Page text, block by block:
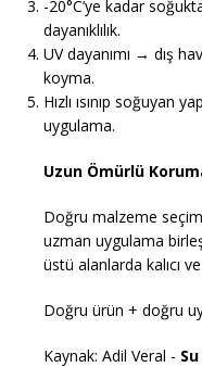
-20°C’ye kadar
dayanıklılık.
UV dayanımı → dış
koyma.
Hızlı ısınıp soğuyan
uygulama.
Uzun Ömürlü
Doğru malzeme
uzman uygulama
üstü alanlarda kalıcı
Doğru ürün + doğru
Kaynak: Adil Veral -